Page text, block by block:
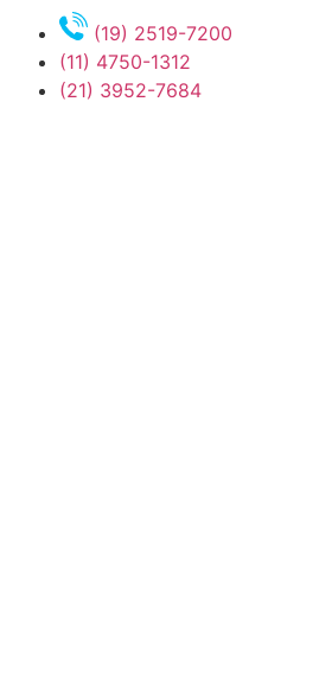
(19) 2519-7200
(11) 4750-1312
(21) 3952-7684